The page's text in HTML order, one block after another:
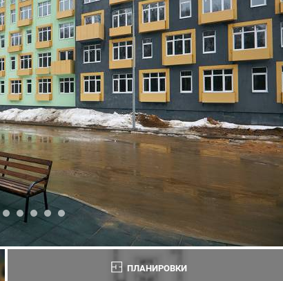
ПЛАНИРОВКИ